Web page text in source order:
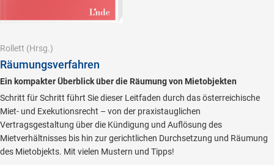
Rollett (Hrsg.)
Räumungsverfahren
Ein kompakter Überblick über die Räumung von Mietobjekten
Schritt für Schritt führt Sie dieser Leitfaden durch das österreichische
Miet- und Exekutionsrecht – von der praxistauglichen
Vertragsgestaltung über die Kündigung und Auflösung des
Mietverhältnisses bis hin zur gerichtlichen Durchsetzung und Räumung
des Mietobjekts. Mit vielen Mustern und Tipps!